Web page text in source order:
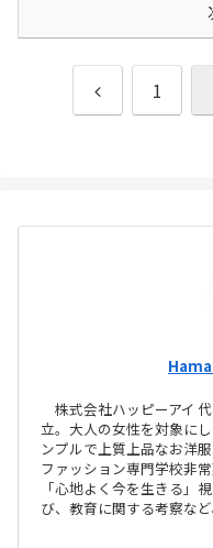
前
1
株式会社ハッピーアイ
立。大人の女性を対象に
ンプルで上質上品なお洋
ファッション専門学校非常
「心地よく今を生きる」
び、教育に関する考察など